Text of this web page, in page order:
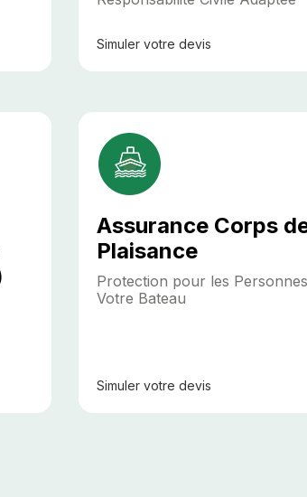
Simuler votre devis
Assurance Corps
Plaisance
Protection pour les
Votre Bateau
Simuler votre devis